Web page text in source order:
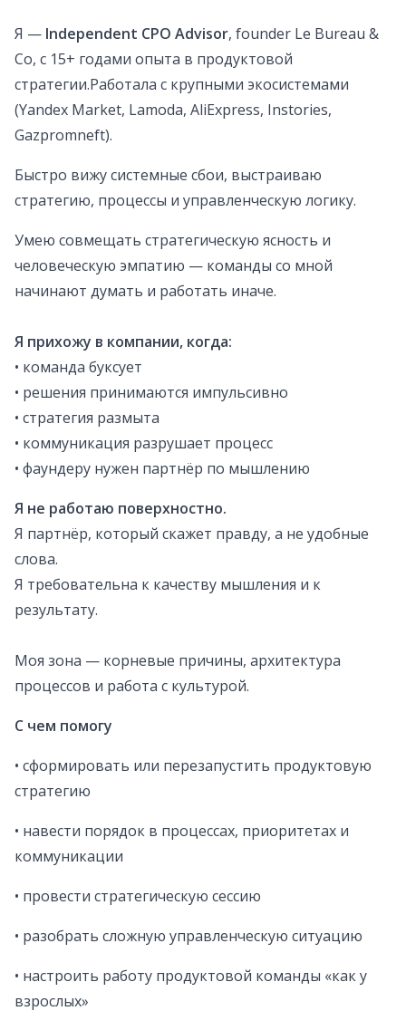
Я — Independent CPO Advisor, founder Le Bureau &
Co, с 15+ годами опыта в продуктовой
стратегии.Работала с крупными экосистемами
(Yandex Market, Lamoda, AliExpress, Instories,
Gazpromneft).
Быстро вижу системные сбои, выстраиваю
стратегию, процессы и управленческую логику.
Умею совмещать стратегическую ясность и
человеческую эмпатию — команды со мной
начинают думать и работать иначе.
Я прихожу в компании, когда:
• команда буксует
• решения принимаются импульсивно
• стратегия размыта
• коммуникация разрушает процесс
• фаундеру нужен партнёр по мышлению
Я не работаю поверхностно.
Я партнёр, который скажет правду, а не удобные
слова.
Я требовательна к качеству мышления и к
результату.
Моя зона — корневые причины, архитектура
процессов и работа с культурой.
С чем помогу
• сформировать или перезапустить продуктовую
стратегию
• навести порядок в процессах, приоритетах и
коммуникации
• провести стратегическую сессию
• разобрать сложную управленческую ситуацию
• настроить работу продуктовой команды «как у
взрослых»